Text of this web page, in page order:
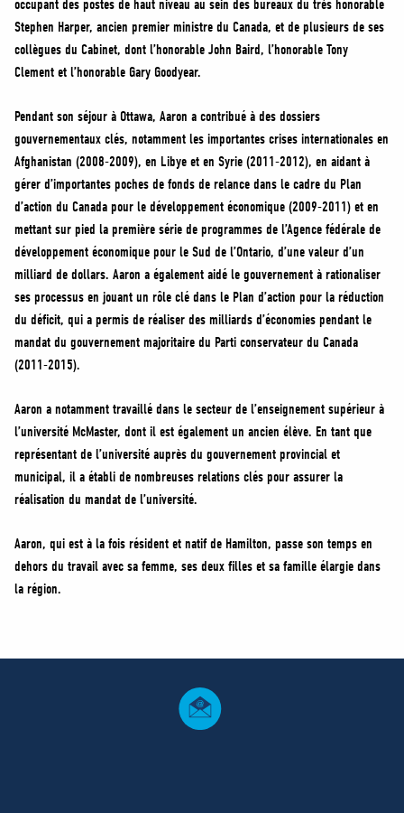
MÉDIAS
BÉNÉVOLE
ADHÉREZ
BOUTIQUE
occupant des postes de haut niveau au sein des bureaux du très honorable
Stephen Harper, ancien premier ministre du Canada, et de plusieurs de ses
collègues du Cabinet, dont l’honorable John Baird, l’honorable Tony
Clement et l’honorable Gary Goodyear.
Pendant son séjour à Ottawa, Aaron a contribué à des dossiers
gouvernementaux clés, notamment les importantes crises internationales en
Afghanistan (2008-2009), en Libye et en Syrie (2011-2012), en aidant à
gérer d’importantes poches de fonds de relance dans le cadre du Plan
d’action du Canada pour le développement économique (2009-2011) et en
mettant sur pied la première série de programmes de l’Agence fédérale de
développement économique pour le Sud de l’Ontario, d’une valeur d’un
milliard de dollars. Aaron a également aidé le gouvernement à rationaliser
ses processus en jouant un rôle clé dans le Plan d’action pour la réduction
du déficit, qui a permis de réaliser des milliards d’économies pendant le
mandat du gouvernement majoritaire du Parti conservateur du Canada
(2011-2015).
Aaron a notamment travaillé dans le secteur de l’enseignement supérieur à
l’université McMaster, dont il est également un ancien élève. En tant que
représentant de l’université auprès du gouvernement provincial et
municipal, il a établi de nombreuses relations clés pour assurer la
réalisation du mandat de l’université.
Aaron, qui est à la fois résident et natif de Hamilton, passe son temps en
dehors du travail avec sa femme, ses deux filles et sa famille élargie dans
la région.